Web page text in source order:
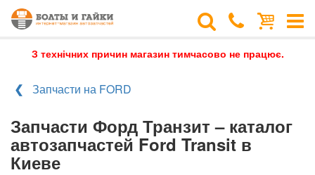
З технічних причин магазин тимчасово не працює.
Запчасти на FORD
Запчасти Форд Транзит – каталог
автозапчастей Ford Transit в
Киеве